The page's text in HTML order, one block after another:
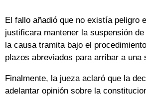
El fallo añadió que no existía peligro
justificara mantener la suspensión
la causa tramita bajo el
plazos abreviados para arribar a una
Finalmente, la jueza aclaró que la
adelantar opinión sobre la